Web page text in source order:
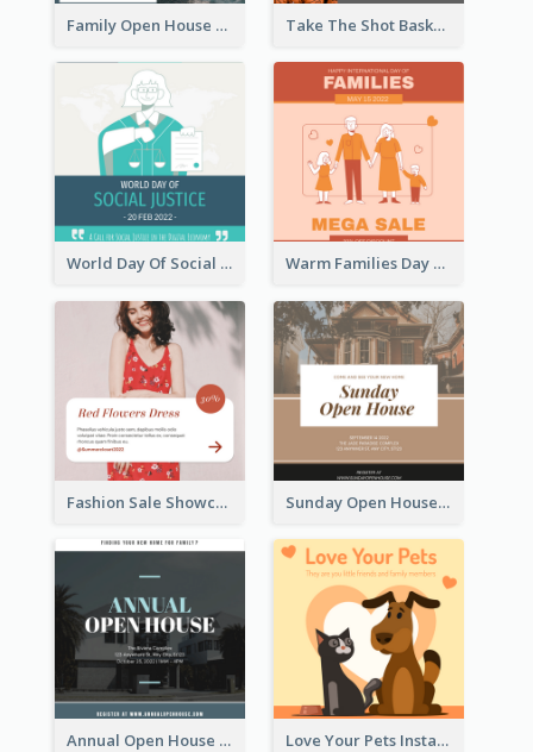
Family Open House Registration Instagram Post Take The Shot Basketball Instagram Post
World Day Of Social Justice Instagram Post Warm Families Day Sales Instagram Post
Fashion Sale Showcase Instagram Post Sunday Open House Instagram Post
Annual Open House Instagram Post Love Your Pets Instagram Post